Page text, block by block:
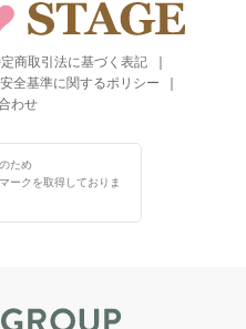
商取引法に基づく表記
全基準に関するポリシー
わせ
ため
ークを取得しておりま